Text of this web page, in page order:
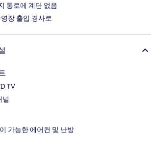
통로에 계단 없음
장 출입 경사로
TV
널
가능한 에어컨 및 난방